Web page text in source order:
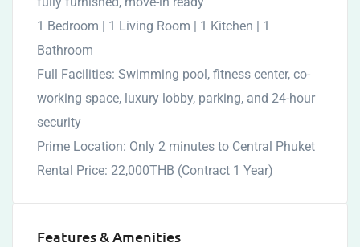
1 Bedroom | 1 Living Room | 1 Kitchen | 1
Bathroom​
Full Facilities: Swimming pool, fitness center, co-
working space, luxury lobby, parking, and 24-hour
security
Prime Location: Only 2 minutes to Central Phuket​
Rental Price: 22,000THB (Contract 1 Year)
Features & Amenities